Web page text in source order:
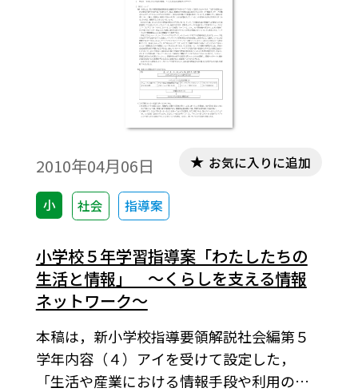
2010年04月06日
小 社会 指導案
お気に入りに追加
小学校５年学習指導案「わたしたちの
生活と情報」 ～くらしを支える情報
ネットワーク～
本稿は，新小学校指導要領解説社会編第５
学年内容（４）アイを受けて設定した，
「生活や産業における情報手段や利用の様